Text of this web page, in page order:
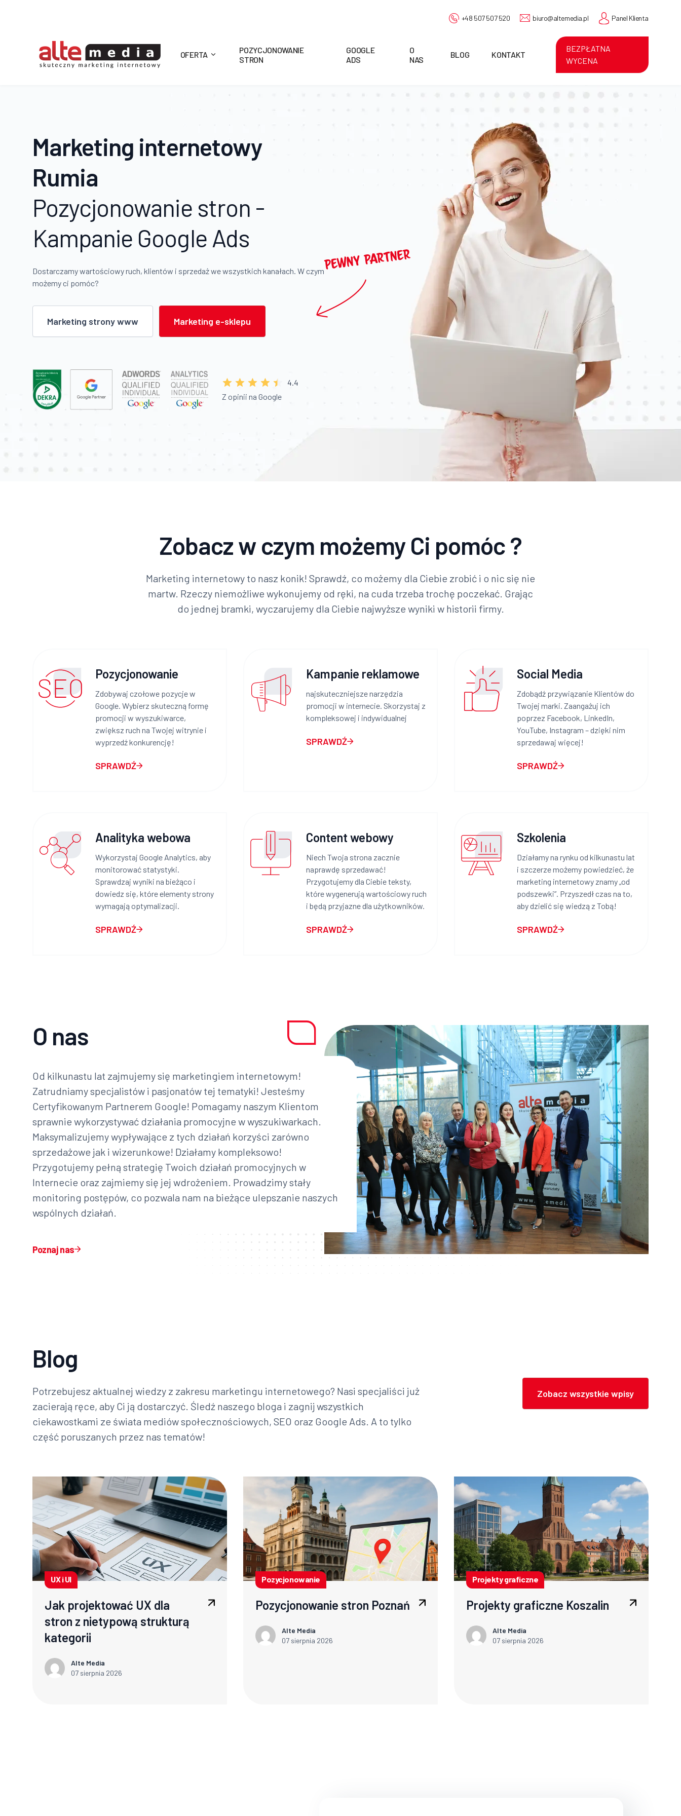
+48 507 507 520 biuro@altemedia.pl Panel Klienta
OFERTA
POZYCJONOWANIE
STRON
GOOGLE
ADS
O
NAS
BLOG KONTAKT
BEZPŁATNA
WYCENA
Marketing internetowy
Rumia
Pozycjonowanie stron -
Kampanie Google Ads
Dostarczamy wartościowy ruch, klientów i sprzedaż we wszystkich kanałach. W czym
możemy ci pomóc?
Marketing strony www Marketing e-sklepu
4.4
Z opinii na Google
Zobacz w czym możemy Ci pomóc ?
Marketing internetowy to nasz konik! Sprawdź, co możemy dla Ciebie zrobić i o nic się nie
martw. Rzeczy niemożliwe wykonujemy od ręki, na cuda trzeba trochę poczekać. Grając
do jednej bramki, wyczarujemy dla Ciebie najwyższe wyniki w historii firmy.
Pozycjonowanie
Zdobywaj czołowe pozycje w
Google. Wybierz skuteczną formę
promocji w wyszukiwarce,
zwiększ ruch na Twojej witrynie i
wyprzedź konkurencję!
SPRAWDŹ
Kampanie reklamowe
najskuteczniejsze narzędzia
promocji w internecie. Skorzystaj z
kompleksowej i indywidualnej
SPRAWDŹ
Social Media
Zdobądź przywiązanie Klientów do
Twojej marki. Zaangażuj ich
poprzez Facebook, LinkedIn,
YouTube, Instagram – dzięki nim
sprzedawaj więcej!
SPRAWDŹ
Analityka webowa
Wykorzystaj Google Analytics, aby
monitorować statystyki.
Sprawdzaj wyniki na bieżąco i
dowiedz się, które elementy strony
wymagają optymalizacji.
SPRAWDŹ
Content webowy
Niech Twoja strona zacznie
naprawdę sprzedawać!
Przygotujemy dla Ciebie teksty,
które wygenerują wartościowy ruch
i będą przyjazne dla użytkowników.
SPRAWDŹ
Szkolenia
Działamy na rynku od kilkunastu lat
i szczerze możemy powiedzieć, że
marketing internetowy znamy „od
podszewki”. Przyszedł czas na to,
aby dzielić się wiedzą z Tobą!
SPRAWDŹ
O nas
Od kilkunastu lat zajmujemy się marketingiem internetowym!
Zatrudniamy specjalistów i pasjonatów tej tematyki! Jesteśmy
Certyfikowanym Partnerem Google! Pomagamy naszym Klientom
sprawnie wykorzystywać działania promocyjne w wyszukiwarkach.
Maksymalizujemy wypływające z tych działań korzyści zarówno
sprzedażowe jak i wizerunkowe! Działamy kompleksowo!
Przygotujemy pełną strategię Twoich działań promocyjnych w
Internecie oraz zajmiemy się jej wdrożeniem. Prowadzimy stały
monitoring postępów, co pozwala nam na bieżące ulepszanie naszych
wspólnych działań.
Poznaj nas
Blog
Potrzebujesz aktualnej wiedzy z zakresu marketingu internetowego? Nasi specjaliści już
zacierają ręce, aby Ci ją dostarczyć. Śledź naszego bloga i zagnij wszystkich
ciekawostkami ze świata mediów społecznościowych, SEO oraz Google Ads. A to tylko
część poruszanych przez nas tematów!
Zobacz wszystkie wpisy
UX i UI
Jak projektować UX dla
stron z nietypową strukturą
kategorii
Alte Media
07 sierpnia 2026
Pozycjonowanie
Pozycjonowanie stron Poznań
Alte Media
07 sierpnia 2026
Projekty graficzne
Projekty graficzne Koszalin
Alte Media
07 sierpnia 2026